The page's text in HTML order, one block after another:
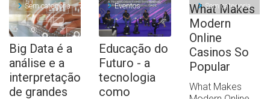
Sem categoria
Big Data é a
análise e a
interpretação
de grandes
Eventos
Educação do
Futuro - a
tecnologia
como
Sem categoria
What Makes
Modern
Online
Casinos So
Popular
What Makes